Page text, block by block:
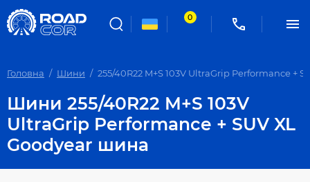
0
Головна Шини 255/40R22 M+S 103V UltraGrip Performance +
Шини 255/40R22 M+S 103V
UltraGrip Performance + SUV XL
Goodyear шина